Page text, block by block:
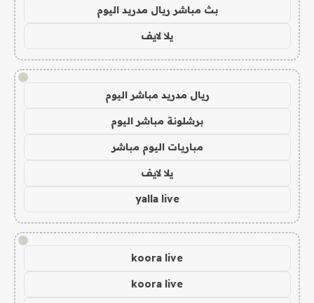
بث مباشر ريال مدريد اليوم
يلا لايف
!
ريال مدريد مباشر اليوم
برشلونة مباشر اليوم
مباريات اليوم مباشر
يلا لايف
yalla live
!
koora live
koora live